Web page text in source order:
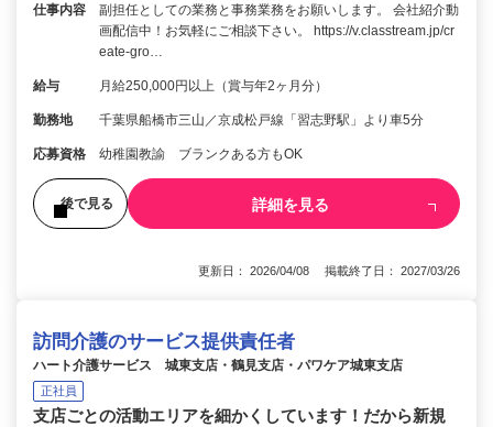
仕事内容
副担任としての業務と事務業務をお願いします。 会社紹介動
画配信中！お気軽にご相談下さい。 https://v.classtream.jp/cr
eate-gro…
給与 月給250,000円以上（賞与年2ヶ月分）
勤務地 千葉県船橋市三山／京成松戸線「習志野駅」より車5分
応募資格 幼稚園教諭 ブランクある方もOK
後で見る 詳細を見る
更新日： 2026/04/08 掲載終了日： 2027/03/26
訪問介護のサービス提供責任者
ハート介護サービス 城東支店・鶴見支店・パワケア城東支店
正社員
支店ごとの活動エリアを細かくしています！だから新規